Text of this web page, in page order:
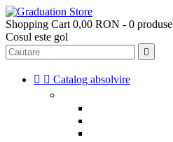
Shopping Cart 0,00 RON - 0 produse
Cosul este gol

  Catalog absolvire